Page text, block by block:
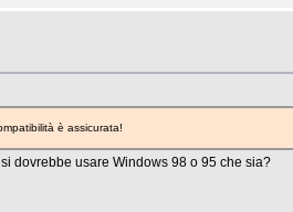
è assicurata!
dovrebbe usare Windows 98 o 95 che sia?